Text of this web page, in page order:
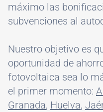
máximo las
subvenciones al
Nuestro objetivo es
oportunidad de
fotovoltaica sea lo
el primer momento:
Granada, Huelva,